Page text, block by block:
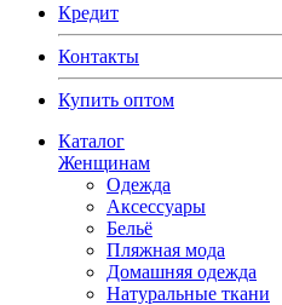
Кредит
Контакты
Купить оптом
Каталог
Женщинам
Одежда
Аксессуары
Бельё
Пляжная мода
Домашняя одежда
Натуральные ткани